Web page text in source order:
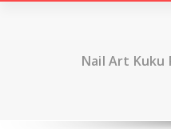
Nail Art Kuku